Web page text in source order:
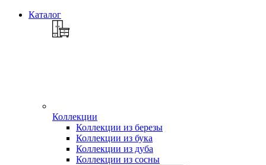
Каталог
Коллекции
Коллекции из березы
Коллекции из бука
Коллекции из дуба
Коллекции из сосны